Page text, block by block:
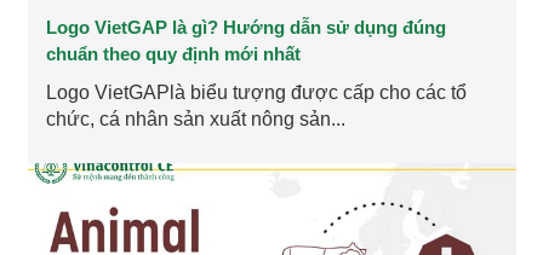
Logo VietGAP là gì? Hướng dẫn sử dụng đúng
chuẩn theo quy định mới nhất
Logo VietGAPlà biểu tượng được cấp cho các tổ
chức, cá nhân sản xuất nông sản...